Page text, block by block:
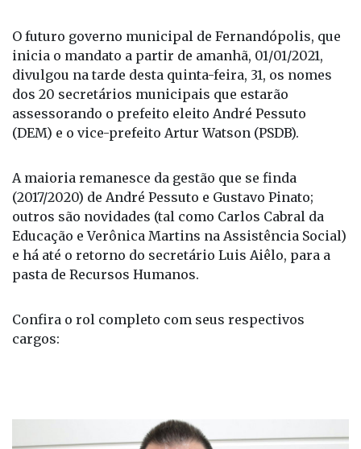
O futuro governo municipal de Fernandópolis, que
inicia o mandato a partir de amanhã, 01/01/2021,
divulgou na tarde desta quinta-feira, 31, os nomes
dos 20 secretários municipais que estarão
assessorando o prefeito eleito André Pessuto
(DEM) e o vice-prefeito Artur Watson (PSDB).
A maioria remanesce da gestão que se finda
(2017/2020) de André Pessuto e Gustavo Pinato;
outros são novidades (tal como Carlos Cabral da
Educação e Verônica Martins na Assistência Social)
e há até o retorno do secretário Luis Aiêlo, para a
pasta de Recursos Humanos.
Confira o rol completo com seus respectivos
cargos: